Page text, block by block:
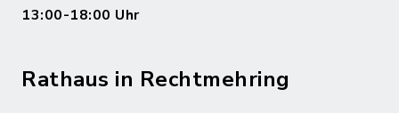
13:00-18:00 Uhr
Rathaus in Rechtmehring